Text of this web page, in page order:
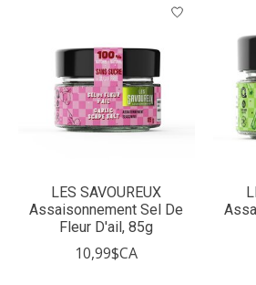
LES SAVOUREUX
Assaisonnement Sel De
Fleur D'ail, 85g
10,99$CA